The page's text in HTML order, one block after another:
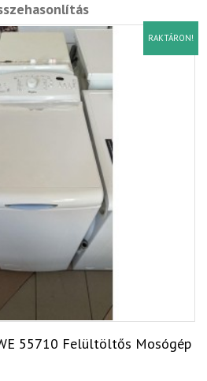
RAKTÁRON!
55710 Felültöltős Mosógép